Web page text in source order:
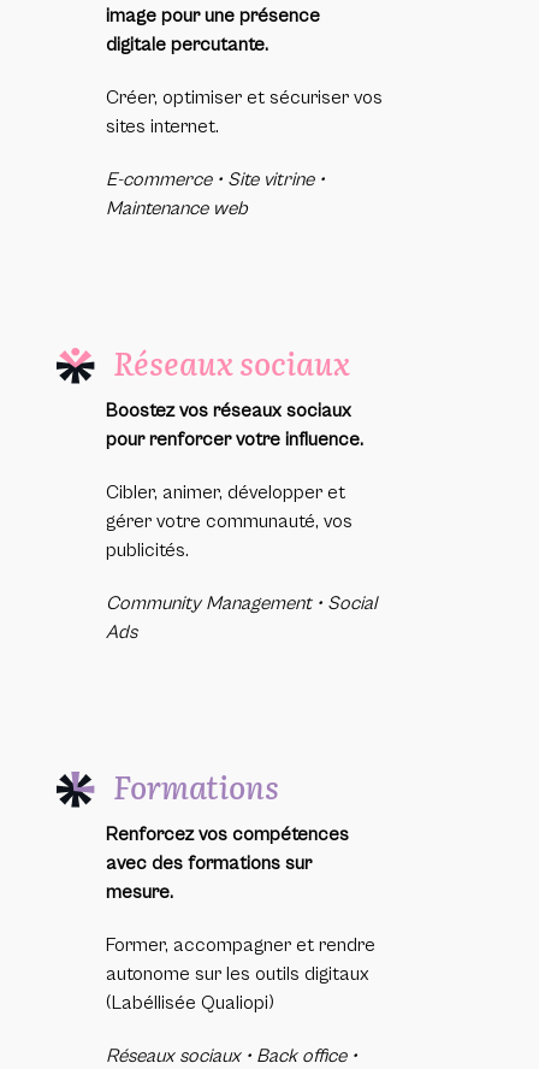
image pour une présence
digitale percutante.
Créer, optimiser et sécuriser vos
sites internet.
E-commerce • Site vitrine •
Maintenance web
Réseaux sociaux
Boostez vos réseaux sociaux
pour renforcer votre influence.
Cibler, animer, développer et
gérer votre communauté, vos
publicités.
Community Management • Social
Ads
Formations
Renforcez vos compétences
avec des formations sur
mesure.
Former, accompagner et rendre
autonome sur les outils digitaux
(Labéllisée Qualiopi)
Réseaux sociaux • Back office •